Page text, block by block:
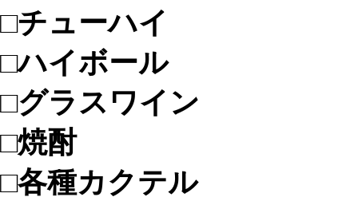
□チューハイ
□ハイボール
□グラスワイン
□焼酎
□各種カクテル